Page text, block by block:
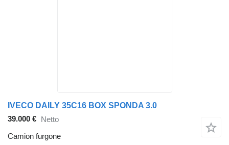
IVECO DAILY 35C16 BOX SPONDA 3.0
39.000 € Netto
Camion furgone